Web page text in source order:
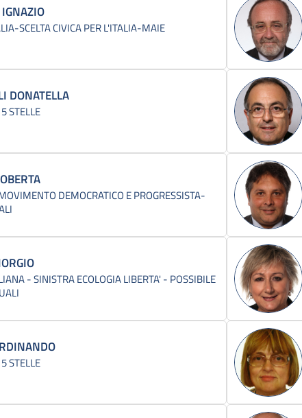
SCELTA CIVICA PER L'ITALIA-MAIE
DONATELLA
STELLE
DEMOCRATICO E PROGRESSISTA-
- SINISTRA ECOLOGIA LIBERTA' - POSSIBILE
STELLE